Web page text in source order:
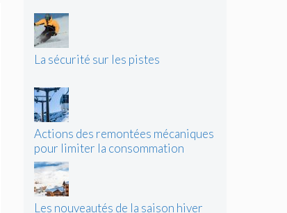
La sécurité sur les pistes
Actions des remontées mécaniques
pour limiter la consommation
d’énergie
Les nouveautés de la saison hiver